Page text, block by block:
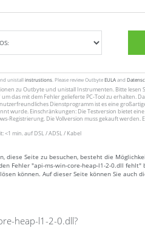
unistallinstrustions . Please review OutbyteEULAand
zu Outbyteund unistall Instrumenten. Bitte lesen
um das mit dem Fehler gelieferte PC-Tool zu erhalten.
Dienstprogramm ist es eine
wurde. Einschränkungen: Die Testversion bietet eine
Registrierung. Die Vollversion muss gekauft werden.
<1 min. auf DSL / ADSL / Kabel
diese Seite zu besuchen, besteht die
Fehler "api-ms-win-core-heap-l1-2-0.dll
können. Auf dieser Seite können Sie auch
heap-l1-2-0.dll?